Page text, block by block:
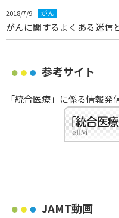
2018/7/9 がん
がんに関するよくある迷信
参考サイト
「統合医療」に係る情報発
JAMT動画